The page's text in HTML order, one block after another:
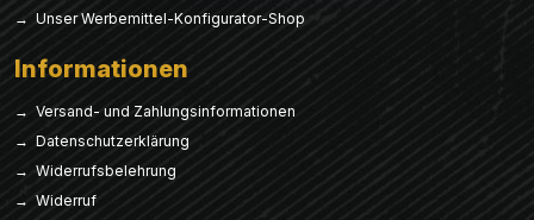
→ Unser Werbemittel-Konfigurator-Shop
Informationen
→ Versand- und Zahlungsinformationen
→ Datenschutzerklärung
→ Widerrufsbelehrung
→ Widerruf